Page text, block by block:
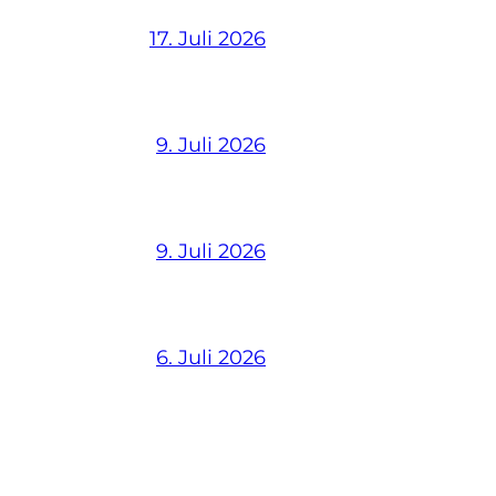
17. Juli 2026
9. Juli 2026
9. Juli 2026
6. Juli 2026